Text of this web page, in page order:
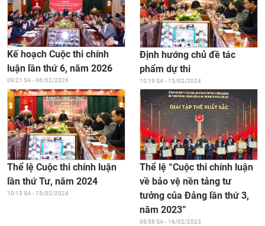
Kế hoạch Cuộc thi chính
luận lần thứ 6, năm 2026
09:21 SA - 06/02/2026
Định hướng chủ đề tác
phẩm dự thi
10:19 SA - 15/02/2024
Thể lệ Cuộc thi chính luận
lần thứ Tư, năm 2024
10:13 SA - 15/02/2024
Thể lệ “Cuộc thi chính luận
về bảo vệ nền tảng tư
tưởng của Đảng lần thứ 3,
năm 2023”
08:58 SA - 16/02/2023